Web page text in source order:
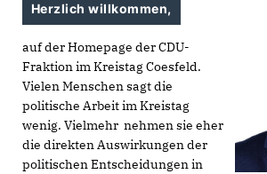
Herzlich willkommen,
auf der Homepage der CDU-
Fraktion im Kreistag Coesfeld.
Vielen Menschen sagt die
politische Arbeit im Kreistag
wenig. Vielmehr nehmen sie eher
die direkten Auswirkungen der
politischen Entscheidungen in